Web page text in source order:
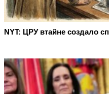
NYT: ЦРУ втайне создало